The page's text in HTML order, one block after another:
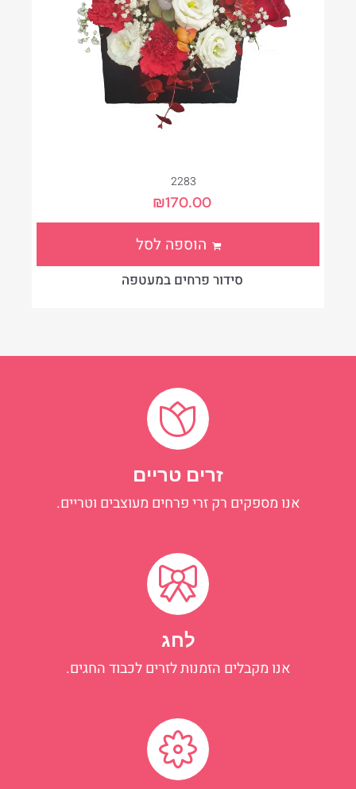
2283
סידור פרחים במעטפה
₪170.00
הוספה לסל
זרים טריים
אנו מספקים רק זרי פרחים מעוצבים וטריים.
לחג
אנו מקבלים הזמנות לזרים לכבוד החגים.